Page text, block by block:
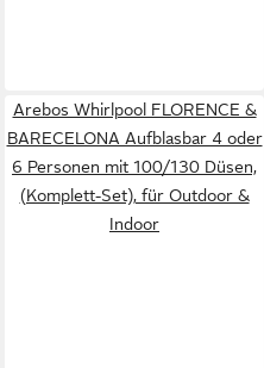
Arebos Whirlpool FLORENCE &
BARECELONA Aufblasbar 4 oder
6 Personen mit 100/130 Düsen,
(Komplett-Set), für Outdoor &
Indoor